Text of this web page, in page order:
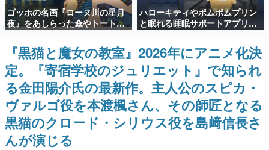
新世代に訊く
これからのデジタルゲーム市場を担う若きクリエイター達
の姿を追い、彼らのルーツと情熱を探っていきます。
ゲーム世代の作家たち
ゲームに多大な影響を受けた作家さんに取材し、ゲームが
日本のコンテンツ産業やカルチャーに与えた影響を探る企
画です。
日本モバイルゲーム産業史
日本のモバイルゲーム史における主要なトピック・タイト
ルを網羅するほか、開発者へのインタビューや識者による
解説を掲載。約20年の歴史が一望できる決定版！
ゴッホの名画『ローヌ川の星月
夜』をあしらった傘やトートバ
ッグなどが登場。8月7日21時よ
り2日間限定で予約販売
ハローキティやポムポムプリン
と眠れる睡眠サポートアプリ
『ゆめたび』が配信中。キャラ
ごとのASMRや目覚ましアラー
ムも搭載
『黒猫と魔女の教室』2026年にアニメ化決
定。『寄宿学校のジュリエット』で知られ
る金田陽介氏の最新作。主人公のスピカ・
ヴァルゴ役を本渡楓さん、その師匠となる
黒猫のクロード・シリウス役を島﨑信長さ
んが演じる